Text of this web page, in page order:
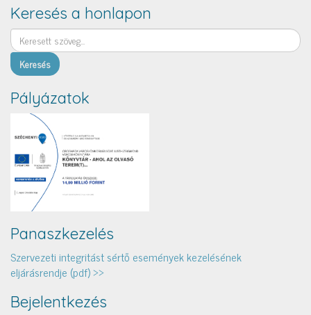
Keresés a honlapon
Keresés
Pályázatok
Panaszkezelés
Szervezeti integritást sértő események kezelésének
eljárásrendje (pdf) >>
Bejelentkezés